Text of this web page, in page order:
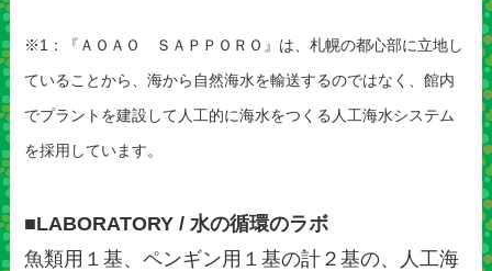
※1：『ＡＯＡＯ ＳＡＰＰＯＲＯ』は、札幌の都心部に立地し
ていることから、海から自然海水を輸送するのではなく、館内
でプラントを建設して人工的に海水をつくる人工海水システム
を採用しています。
■LABORATORY / 水の循環のラボ
魚類用１基、ペンギン用１基の計２基の、人工海